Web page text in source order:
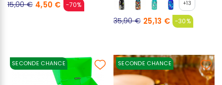
15,00 € 4,50 € -70% +13
35,90 € 25,13 € -30%
SECONDE CHANCE SECONDE CHANCE